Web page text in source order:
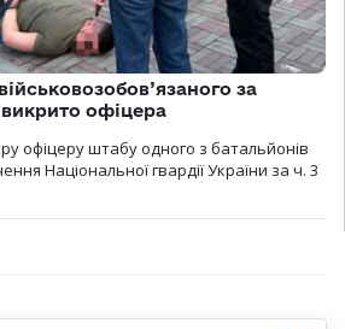
за
офіцера
офіцеру штабу одного з батальйонів
Національної гвардії України за ч. 3